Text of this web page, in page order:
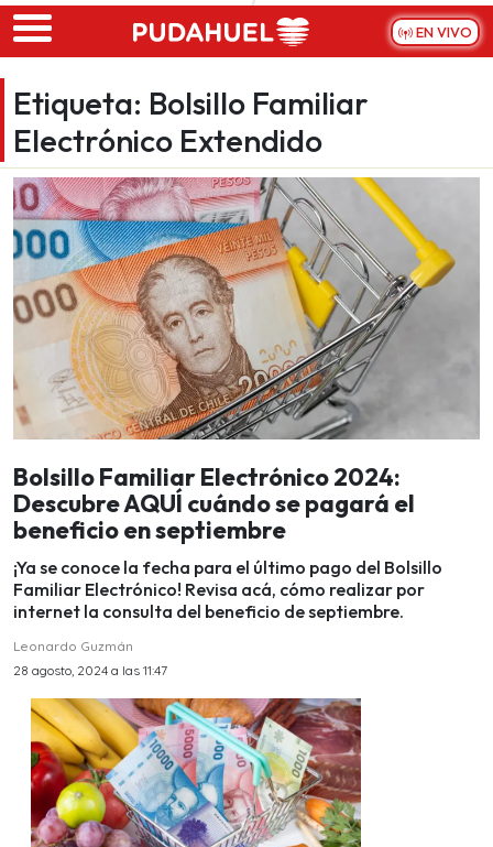
Skip to main content
EN VIVO
Etiqueta: Bolsillo Familiar
Electrónico Extendido
Bolsillo Familiar Electrónico 2024:
Descubre AQUÍ cuándo se pagará el
beneficio en septiembre
¡Ya se conoce la fecha para el último pago del Bolsillo
Familiar Electrónico! Revisa acá, cómo realizar por
internet la consulta del beneficio de septiembre.
Leonardo Guzmán
28 agosto, 2024 a las 11:47